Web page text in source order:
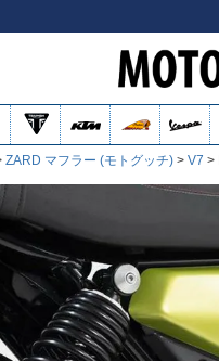
ZARD マフラー (モトグッチ) V7